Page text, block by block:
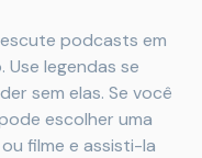
podcasts em
Use legendas se
sem elas. Se você
escolher uma
filme e assisti-la